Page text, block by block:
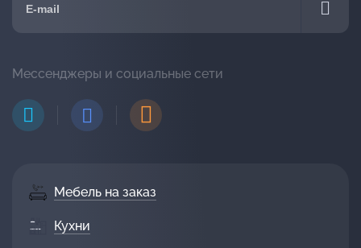
Мебель на заказ
Кухни
Мессенджеры и социальные сети